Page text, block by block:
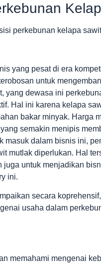
yang pesat di era
untuk
yang dewasa ini
Hal ini karena kelapa
bakar minyak. Harga
semakin menipis
masuk dalam bisnis ini,
mutlak diperlukan. Hal
untuk menjadikan
ini.
secara
usaha dalam
memahami mengenai